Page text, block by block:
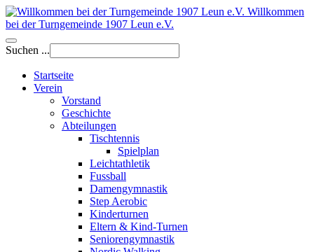
Willkommen
bei der Turngemeinde 1907 Leun e.V.
Suchen ...
Startseite
Verein
Vorstand
Geschichte
Abteilungen
Tischtennis
Spielplan
Leichtathletik
Fussball
Damengymnastik
Step Aerobic
Kinderturnen
Eltern & Kind-Turnen
Seniorengymnastik